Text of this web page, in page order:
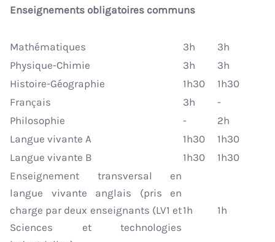
Enseignements obligatoires communs
Mathématiques 3h
3h
Physique-Chimie
3h
3h
Histoire-Géographie
1h30
1h30
Français
3h
-
Philosophie
-
2h
Langue vivante A
1h30
1h30
Langue vivante B
1h30
1h30
Enseignement transversal en
langue vivante anglais (pris en
charge par deux enseignants (LV1 et
Sciences et technologies
1h 1h